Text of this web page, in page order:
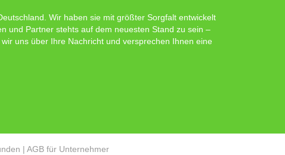
Wir haben sie mit größter Sorgfalt entwickelt
und Partner stehts auf dem neuesten Stand zu sein –
uns über Ihre Nachricht und versprechen Ihnen eine
| AGB für Unternehmer